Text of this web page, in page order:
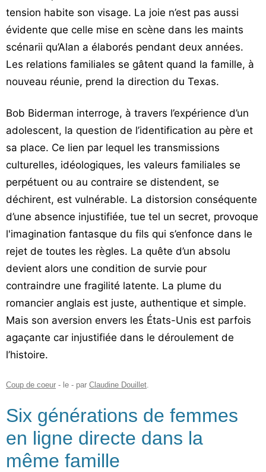
tension habite son visage. La joie n’est pas aussi
évidente que celle mise en scène dans les maints
scénarii qu’Alan a élaborés pendant deux années.
Les relations familiales se gâtent quand la famille, à
nouveau réunie, prend la direction du Texas.
Bob Biderman interroge, à travers l’expérience d’un
adolescent, la question de l’identification au père et
sa place. Ce lien par lequel les transmissions
culturelles, idéologiques, les valeurs familiales se
perpétuent ou au contraire se distendent, se
déchirent, est vulnérable. La distorsion conséquente
d’une absence injustifiée, tue tel un secret, provoque
l'imagination fantasque du fils qui s’enfonce dans le
rejet de toutes les règles. La quête d’un absolu
devient alors une condition de survie pour
contraindre une fragilité latente. La plume du
romancier anglais est juste, authentique et simple.
Mais son aversion envers les États-Unis est parfois
agaçante car injustifiée dans le déroulement de
l’histoire.
Coup de coeur - le - par Claudine Douillet.
Six générations de femmes
en ligne directe dans la
même famille